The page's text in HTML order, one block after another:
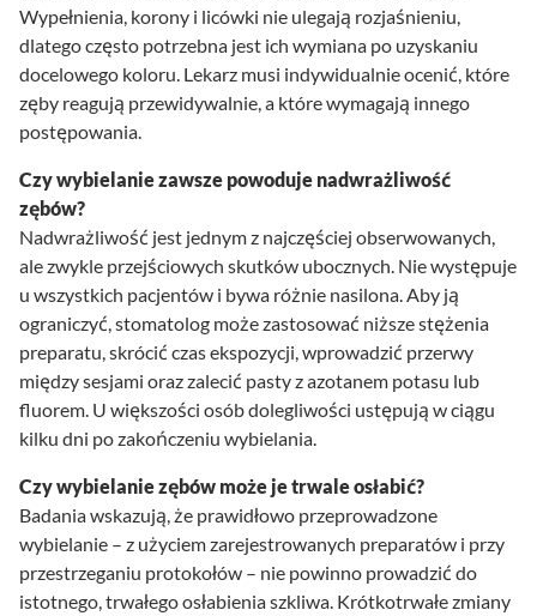
Wypełnienia, korony i licówki nie ulegają rozjaśnieniu,
dlatego często potrzebna jest ich wymiana po uzyskaniu
docelowego koloru. Lekarz musi indywidualnie ocenić, które
zęby reagują przewidywalnie, a które wymagają innego
postępowania.
Czy wybielanie zawsze powoduje nadwrażliwość
zębów?
Nadwrażliwość jest jednym z najczęściej obserwowanych,
ale zwykle przejściowych skutków ubocznych. Nie występuje
u wszystkich pacjentów i bywa różnie nasilona. Aby ją
ograniczyć, stomatolog może zastosować niższe stężenia
preparatu, skrócić czas ekspozycji, wprowadzić przerwy
między sesjami oraz zalecić pasty z azotanem potasu lub
fluorem. U większości osób dolegliwości ustępują w ciągu
kilku dni po zakończeniu wybielania.
Czy wybielanie zębów może je trwale osłabić?
Badania wskazują, że prawidłowo przeprowadzone
wybielanie – z użyciem zarejestrowanych preparatów i przy
przestrzeganiu protokołów – nie powinno prowadzić do
istotnego, trwałego osłabienia szkliwa. Krótkotrwałe zmiany